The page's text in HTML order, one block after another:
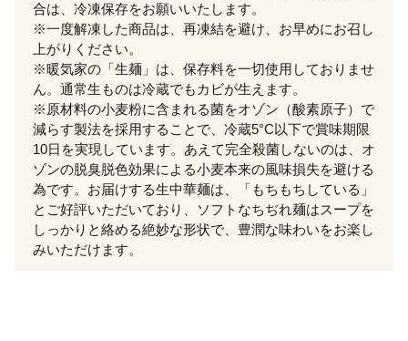
合は、冷凍保存をお願いいたします。
※一度解凍した商品は、再凍結を避け、お早めにお召し
上がりください。
※暖気家の「生麺」は、保存料を一切使用しておりませ
ん。通常生ものは冷蔵でもカビが生えます。
※原材料の小麦粉に含まれる菌をオゾン（酸素原子）で
減らす製法を採用することで、冷蔵5°C以下で賞味期限
10日を実現しています。あえて完全殺菌しないのは、オ
ゾンの脱臭脱色効果による小麦本来の風味損失を避ける
為です。お届けする生中華麺は、「もちもちしている」
とご好評いただいており、ソフトなちぢれ麺はスープを
しっかりと絡める絶妙な形状で、豊潤な味わいをお楽し
みいただけます。